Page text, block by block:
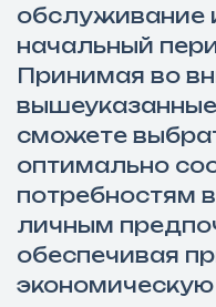
обслуживание
начальный
Принимая во
сможете
оптимально
потребностям
личным
обеспечивая